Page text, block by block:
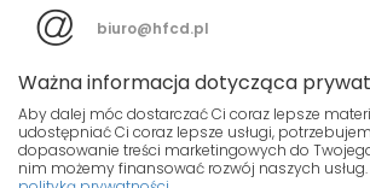
biuro@hfcd.pl
© HFCD - HF Centrum Dystrybucyjne-
Ważna informacja dotycząca
Aby dalej móc dostarczać Ci coraz lepsze
udostępniać Ci coraz lepsze usługi,
dopasowanie treści marketingowych do
nim możemy finansować rozwój naszych